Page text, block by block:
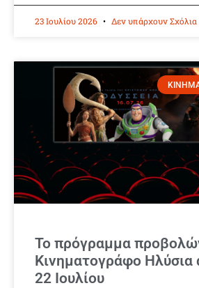
23 Ιουλίου 2026 Δεν υπάρχουν Σχόλια
Το πρόγραμμα
Κινηματογράφο
22 Ιουλίου